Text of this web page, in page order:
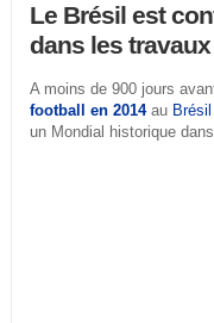
Le Brésil est
dans les
A moins de 900 jours
football en 2014au Brésil
un Mondial historique